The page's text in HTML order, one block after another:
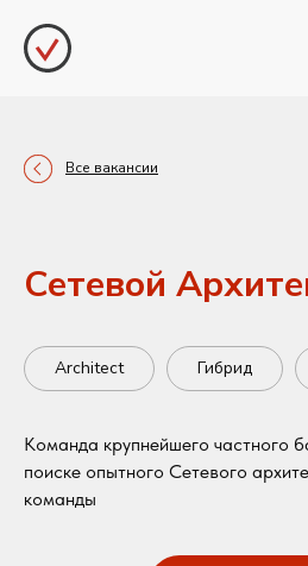
Все вакансии
Сетевой
Architect Гибрид
Команда крупнейшего частного
поиске опытного Сетевого
команды